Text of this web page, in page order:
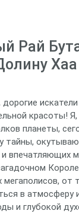
Рай
красоты!
планеты,
тайны,
впечатляющих
от
в атмосферу
и глубокой